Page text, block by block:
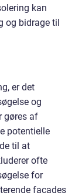
kan
og bidrage til
er det
og
gøres af
potentielle
til at
ofte
for
facades